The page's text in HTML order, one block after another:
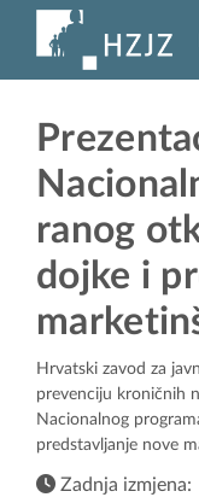
ranog
dojke i
Hrvatski zavod za
prevenciju kroničnih
Nacionalnog
predstavljanje nove
Zadnja izmjena: